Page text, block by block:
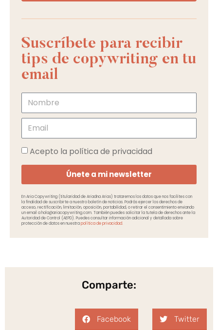
Suscríbete para recibir
tips de copywriting en tu
email
Acepto la política de privacidad
Únete a mi newsletter
En Aria Copywriting (titularidad de Ariadna Arias) trataremos los datos que nos facilites con
la finalidad de suscribirte a nuestro boletín de noticias. Podrás ejercer los derechos de
acceso, rectificación, limitación, oposición, portabilidad, o retirar el consentimiento enviando
un email a hola@ariacopywriting.com. También puedes solicitar la tutela de derechos ante la
Autoridad de Control (AEPD). Puedes consultar información adicional y detallada sobre
protección de datos en nuestrapolítica de privacidad.
Comparte:
Facebook Twitter